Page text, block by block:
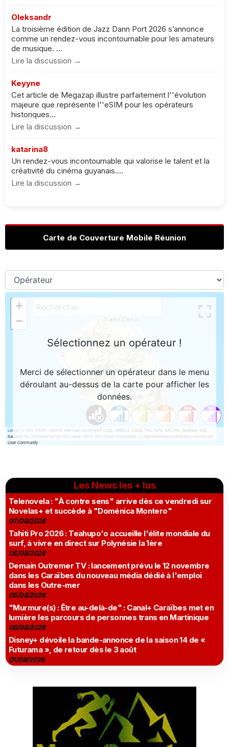
Oleksandr
La troisième édition de Jazz Dann Port 2026 s’annonce
comme un rendez-vous incontournable pour les amateurs
de musique. ...
Lire la discussion →
Keyyne
Cet article de Megazap illustre parfaitement l''évolution
majeure que représente l''eSIM pour les opérateurs
historiques...
Lire la discussion →
katarina8
Un rendez-vous incontournable qui valorise le talent et la
créativité du cinéma guyanais....
Lire la discussion →
Carte de Couverture Mobile Réunion
Les News les + lus
Telenovela : "À contre sens" arrive dès ce vendredi sur
Novelas+ et succède à "Doménica Montero"
07/08/2026
Tahiti Pro 2026 : Teahupo'o accueille l'élite mondiale du
surf, à vivre en direct sur Polynésie la 1ère
05/08/2026
Demain Outremer TV : lancement prévu le 12 novembre
dans les Caraïbes du nouveau média dédié à l'emploi
dans les Outre-mer
05/08/2026
"Murmure(s) : Être au-delà-de" : Canal+ Caraïbes met en
lumière les parcours de personnes trans en Martinique
06/08/2026
Disney+ dévoile la bande-annonce de la saison 14 de «
Futurama », de retour dès le 3 août
01/08/2026